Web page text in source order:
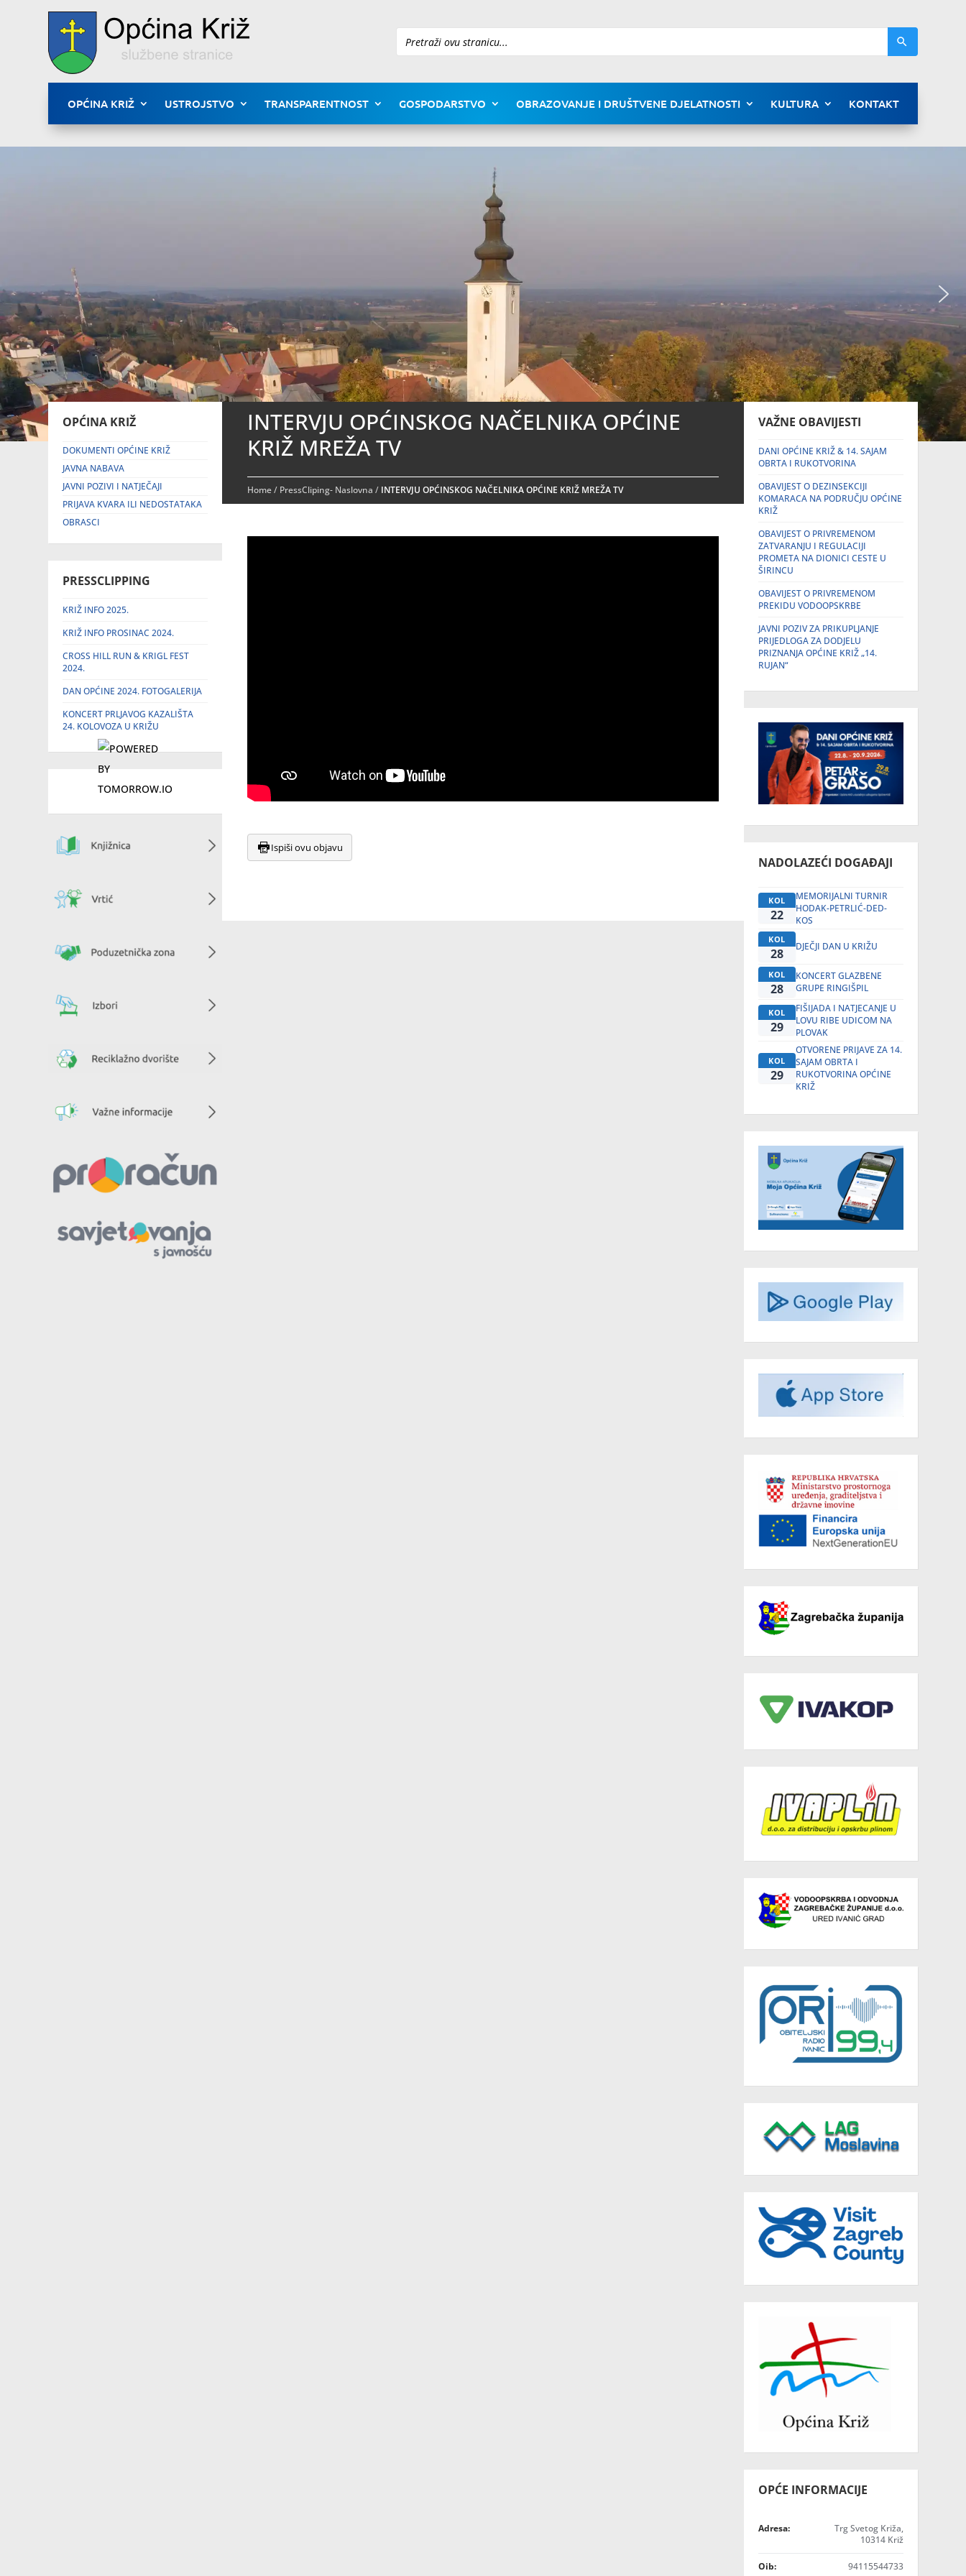
Pretraži
OPĆINA KRIŽ USTROJSTVO TRANSPARENTNOST GOSPODARSTVO OBRAZOVANJE I DRUŠTVENE DJELATNOSTI KULTURA KONTAKT
OPĆINA KRIŽ
DOKUMENTI OPĆINE KRIŽ
JAVNA NABAVA
JAVNI POZIVI I NATJEČAJI
PRIJAVA KVARA ILI NEDOSTATAKA
OBRASCI
PRESSCLIPPING
KRIŽ INFO 2025.
KRIŽ INFO PROSINAC 2024.
CROSS HILL RUN & KRIGL FEST
2024.
DAN OPĆINE 2024. FOTOGALERIJA
KONCERT PRLJAVOG KAZALIŠTA
24. KOLOVOZA U KRIŽU
INTERVJU OPĆINSKOG NAČELNIKA OPĆINE
KRIŽ MREŽA TV
Home/ PressCliping- Naslovna / INTERVJU OPĆINSKOG NAČELNIKA OPĆINE KRIŽ MREŽA TV
Ispiši ovu objavu
VAŽNE OBAVIJESTI
DANI OPĆINE KRIŽ & 14. SAJAM
OBRTA I RUKOTVORINA
OBAVIJEST O DEZINSEKCIJI
KOMARACA NA PODRUČJU OPĆINE
KRIŽ
OBAVIJEST O PRIVREMENOM
ZATVARANJU I REGULACIJI
PROMETA NA DIONICI CESTE U
ŠIRINCU
OBAVIJEST O PRIVREMENOM
PREKIDU VODOOPSKRBE
JAVNI POZIV ZA PRIKUPLJANJE
PRIJEDLOGA ZA DODJELU
PRIZNANJA OPĆINE KRIŽ „14.
RUJAN“
NADOLAZEĆI DOGAĐAJI
KOL
22
MEMORIJALNI TURNIR
HODAK-PETRLIĆ-DED-
KOS
KOL
28 DJEČJI DAN U KRIŽU
KOL
28
KONCERT GLAZBENE
GRUPE RINGIŠPIL
KOL
29
FIŠIJADA I NATJECANJE U
LOVU RIBE UDICOM NA
PLOVAK
KOL
29
OTVORENE PRIJAVE ZA 14.
SAJAM OBRTA I
RUKOTVORINA OPĆINE
KRIŽ
OPĆE INFORMACIJE
Adresa:
Trg Svetog Križa,
10314 Križ
Oib: 94115544733